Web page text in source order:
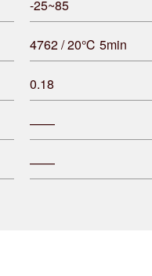
-25~85
4762 / 20℃ 5min
0.18
——
——